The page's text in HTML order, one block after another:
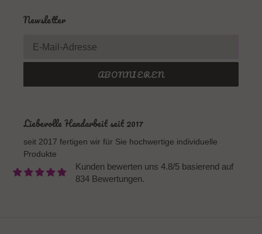
Newsletter
ABONNIEREN
Liebevolle Handarbeit seit 2017
seit 2017 fertigen wir für Sie hochwertige individuelle
Produkte
Kunden bewerten uns 4.8/5 basierend auf
834 Bewertungen.